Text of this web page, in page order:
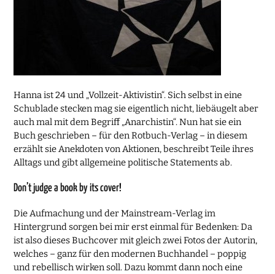
Hanna ist 24 und „Vollzeit-Aktivistin“. Sich selbst in eine
Schublade stecken mag sie eigentlich nicht, liebäugelt aber
auch mal mit dem Begriff „Anarchistin“. Nun hat sie ein
Buch geschrieben – für den Rotbuch-Verlag – in diesem
erzählt sie Anekdoten von Aktionen, beschreibt Teile ihres
Alltags und gibt allgemeine politische Statements ab.
Don’t judge a book by its cover!
Die Aufmachung und der Mainstream-Verlag im
Hintergrund sorgen bei mir erst einmal für Bedenken: Da
ist also dieses Buchcover mit gleich zwei Fotos der Autorin,
welches – ganz für den modernen Buchhandel – poppig
und rebellisch wirken soll. Dazu kommt dann noch eine